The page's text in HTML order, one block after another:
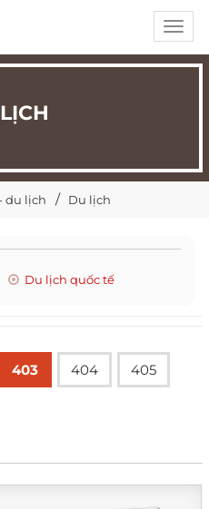
du lịch Du lịch
Du lịch quốc tế
403 404 405